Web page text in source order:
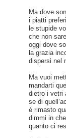
Ma dove
i piatti
le stupide
che non
oggi dove
la grazia
dispersi nel
Ma vuoi
mandarti
dietro i vetri
se di
è rimasto
dimmi in
quanto ci